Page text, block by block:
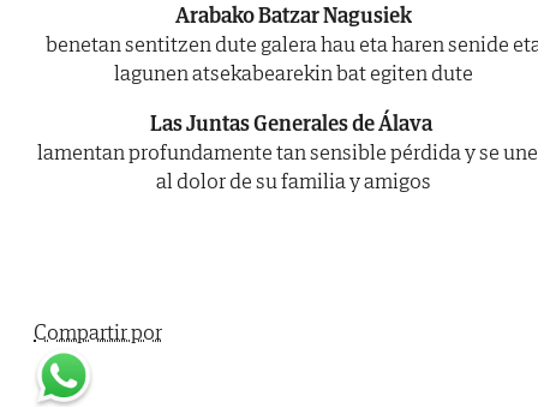
Arabako Batzar Nagusiek
benetan sentitzen dute galera hau eta haren senide
lagunen atsekabearekin bat egiten dute
Las Juntas Generales de Álava
lamentan profundamente tan sensible pérdida y se
al dolor de su familia y amigos
Compartir por